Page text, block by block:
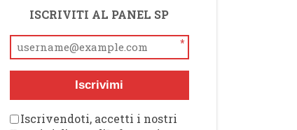
ISCRIVITI AL PANEL SP
*
Iscrivimi
Iscrivendoti, accetti i nostri